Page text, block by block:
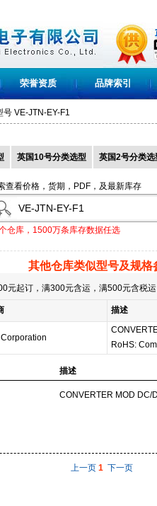
荣誉资质 品牌索引
号 VE-JTN-EY-F1
英国10号分类选型 英国2号分类选
查看价格，货期，PDF，及最新库存
仓库，1500万条库存数据任选
其他仓库类似型号及规格
元起订，满300元含运，满500元含税
描述
RoHS:
描述
CONVERTER MOD DC/
上一页 1 下一页